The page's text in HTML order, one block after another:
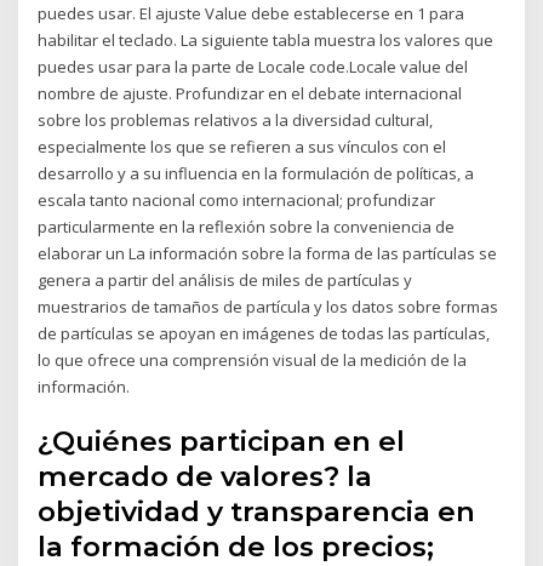
puedes usar. El ajuste Value debe establecerse en 1 para
habilitar el teclado. La siguiente tabla muestra los valores que
puedes usar para la parte de Locale code.Locale value del
nombre de ajuste. Profundizar en el debate internacional
sobre los problemas relativos a la diversidad cultural,
especialmente los que se refieren a sus vínculos con el
desarrollo y a su influencia en la formulación de políticas, a
escala tanto nacional como internacional; profundizar
particularmente en la reflexión sobre la conveniencia de
elaborar un La información sobre la forma de las partículas se
genera a partir del análisis de miles de partículas y
muestrarios de tamaños de partícula y los datos sobre formas
de partículas se apoyan en imágenes de todas las partículas,
lo que ofrece una comprensión visual de la medición de la
información.
¿Quiénes participan en el
mercado de valores? la
objetividad y transparencia en
la formación de los precios;